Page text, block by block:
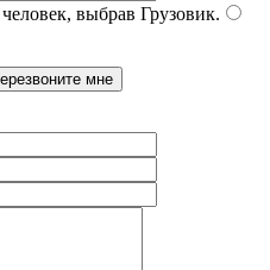
выбрав Грузовик.